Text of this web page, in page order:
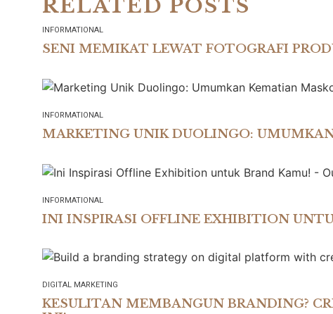
RELATED POSTS
INFORMATIONAL
SENI MEMIKAT LEWAT FOTOGRAFI
INFORMATIONAL
MARKETING UNIK DUOLINGO:
INFORMATIONAL
INI INSPIRASI OFFLINE EXHIBITION
DIGITAL MARKETING
KESULITAN MEMBANGUN BRANDING?